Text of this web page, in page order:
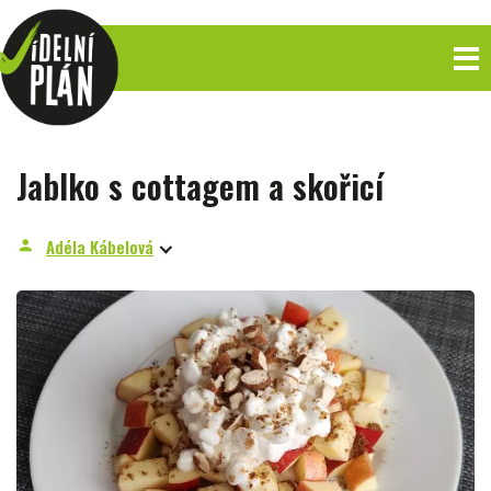
Jablko s cottagem a skořicí
person Adéla Kábelová